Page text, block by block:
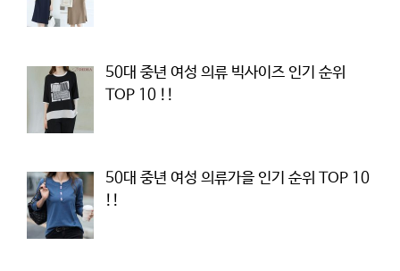
50대 중년 여성 의류 빅사이즈 인기 순위
TOP 10 !!
50대 중년 여성 의류가을 인기 순위 TOP 10
!!